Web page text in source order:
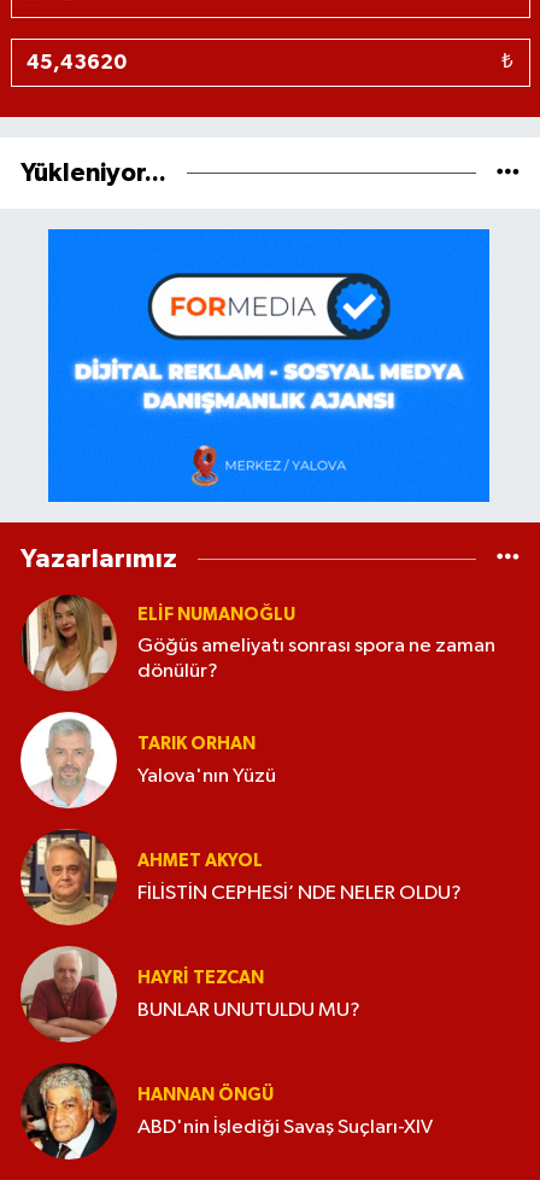
₺
Yükleniyor...
Yazarlarımız
ELİF NUMANOĞLU
Göğüs ameliyatı sonrası spora ne zaman
dönülür?
TARIK ORHAN
Yalova'nın Yüzü
AHMET AKYOL
FİLİSTİN CEPHESİ’ NDE NELER OLDU?
HAYRI TEZCAN
BUNLAR UNUTULDU MU?
HANNAN ÖNGÜ
ABD'nin İşlediği Savaş Suçları-XIV